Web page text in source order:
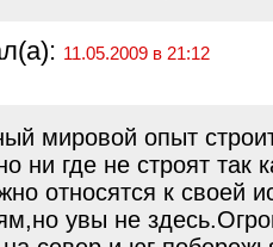
11.05.2009 в 21:12
мировой опыт
ни где не строят так
относятся к своей
увы не